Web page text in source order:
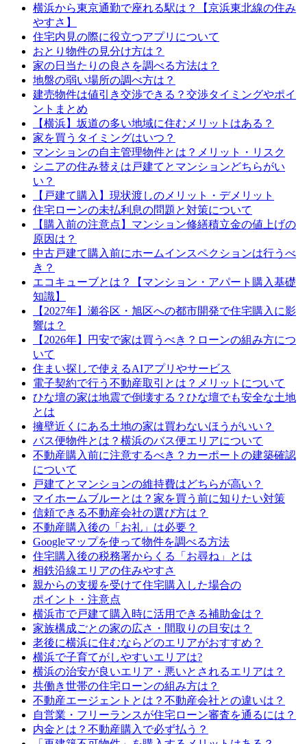
横浜から東京通勤で座れる駅は？【京浜東北線の住み
やすさ】
住宅内見の際に役立つアプリについて
おとり物件の見分け方は？
家の日当たりの良さを調べる方法は？
地盤の弱い場所の調べ方は？
建売物件は値引き交渉できる？交渉タイミングやポイ
ントまとめ
【横浜】坂道の多い地域に住むメリットはある？
家を買うタイミングはいつ？
マンションの自主管理物件とは？メリット・リスク
シニアの住み替えは戸建てとマンションどちらがい
い？
【戸建て購入】現状渡しのメリット・デメリット
住宅ローンの未払利息の問題と対策について
【購入前の注意点】マンション修繕積立金の値上げの
原因は？
中古戸建て購入前にホームインスペクションは行うべ
き？
エコキューブとは？【マンション・アパート購入基礎
知識】
【2027年】瀬谷区・旭区への都市開発で住宅購入に影
響は？
【2026年】円安で家は買うべき？ローンの組み方につ
いて
住まい探しで使えるAIアプリやサービス
電子契約で行う不動産取引とは？メリットについて
ひな壇の家は地震で倒壊する？ひな壇でも安全な土地
とは
擁壁近くにある土地の家は買わないほうがいい？
バス便物件とは？横浜のバス便エリアについて
不動産購入前に注意するべき？カーポートの建築確認
について
戸建てとマンションの維持費はどちらが高い？
マイホームブルーとは？家を買う前に知りたい対策
信頼できる不動産会社の選び方は？
不動産購入後の「お礼」は必要？
Googleマップを使って物件を調べる方法
住宅購入後の税務署からくる「お尋ね」とは
相鉄沿線エリアの住みやすさ
親からの支援を受けて住宅購入した場合の
ポイント・注意点
横浜市で戸建て購入時に活用できる補助金は？
家族構成ごとの家の広さ・間取りの目安は？
老後に横浜に住むならどのエリアがおすすめ？
横浜で子育てがしやすいエリアは?
横浜の治安が良いエリア・悪いとされるエリアは？
共働き世帯の住宅ローンの組み方は？
不動産エージェントとは？不動産会社との違いは？
自営業・フリーランスが住宅ローン審査を通るには？
内金とは？不動産購入で必ず払う？